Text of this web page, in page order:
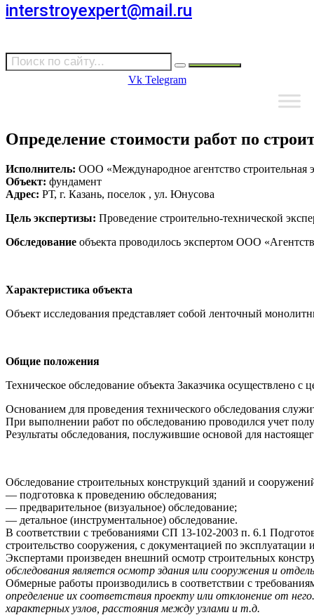
interstroyexpert@mail.ru
Vk Telegram
Определение стоимости работ по
Исполнитель: ООО «Международное агентство строительная
Объект: фундамент
Адрес: РТ, г. Казань, поселок , ул. Юнусова
Цель экспертизы: Проведение строительно-технической
Обследование объекта проводилось экспертом ООО
Характеристика объекта
Объект исследования представляет собой ленточный
Общие положения
Техническое обследование объекта Заказчика осуществлено
Основанием для проведения технического обследования
При выполнении работ по обследованию проводился учет
Результаты обследования, послужившие основой для
Обследование строительных конструкций зданий и
— подготовка к проведению обследования;
— предварительное (визуальное) обследование;
— детальное (инструментальное) обследование.
В соответствии с требованиями СП 13-102-2003 п. 6.1
строительство сооружения, с документацией по
Экспертами произведен внешний осмотр строительных
обследования является осмотр здания или сооружения и
Обмерные работы производились в соответствии с
определение их соответствия проекту или отклонение от
характерных узлов, расстояния между узлами и т.д.